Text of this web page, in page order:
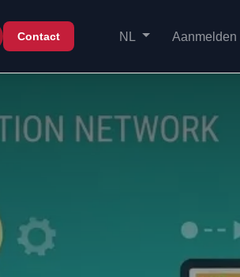
Contact NL Aanmelden